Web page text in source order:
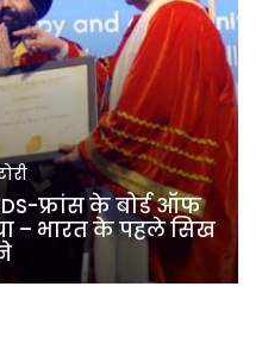
फ्रांस के बोर्ड ऑफ
– भारत के पहले सिख